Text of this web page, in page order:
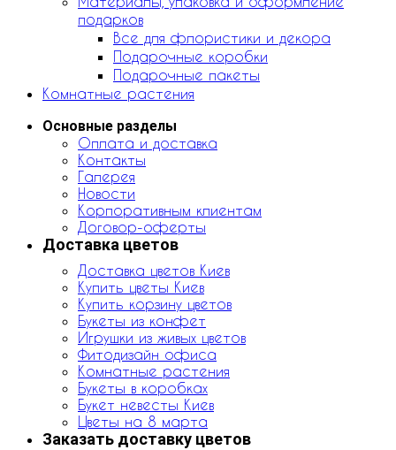
подарков
Все для флористики и декора
Подарочные коробки
Подарочные пакеты
Комнатные растения
Основные разделы
Оплата и доставка
Контакты
Галерея
Новости
Корпоративным клиентам
Договор-оферты
Доставка цветов
Доставка цветов Киев
Купить цветы Киев
Купить корзину цветов
Букеты из конфет
Игрушки из живых цветов
Фитодизайн офиса
Комнатные растения
Букеты в коробках
Букет невесты Киев
Цветы на 8 марта
Заказать доставку цветов